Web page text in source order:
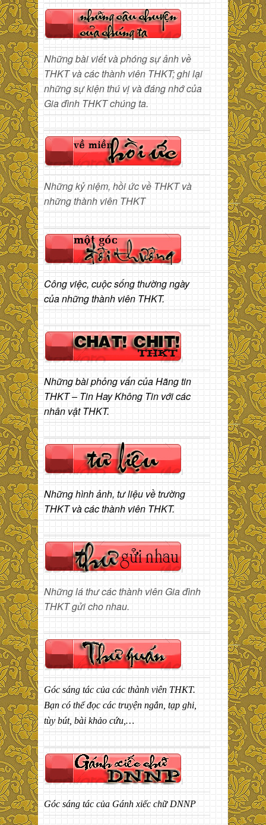
Những bài viết và phóng sự ảnh về
THKT và các thành viên THKT; ghi lại
những sự kiện thú vị và đáng nhớ của
Gia đình THKT chúng ta.
Những kỷ niệm, hồi ức về THKT và
những thành viên THKT
Công việc, cuộc sống thường ngày
của những thành viên THKT.
Những bài phỏng vấn của Hãng tin
THKT – Tin Hay Không Tin với các
nhân vật THKT.
Những hình ảnh, tư liệu về trường
THKT và các thành viên THKT.
Những lá thư các thành viên Gia đình
THKT gửi cho nhau.
Góc sáng tác của các thành viên THKT.
Bạn có thể đọc các truyện ngắn, tạp ghi,
tùy bút, bài khảo cứu,…
Góc sáng tác của Gánh xiếc chữ DNNP